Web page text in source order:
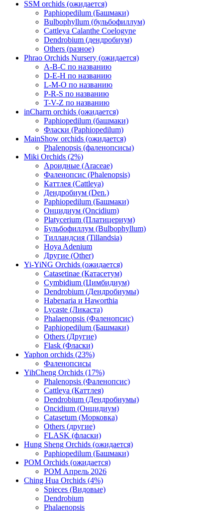
SSM orchids (ожидается)
Paphiopedilum (Башмаки)
Bulbophyllum (бульбофиллум)
Cattleya Calanthe Coelogyne
Dendrobium (дендробиум)
Others (разное)
Phrao Orchids Nursery (ожидается)
A-B-C по названию
D-E-H по названию
L-M-O по названию
P-R-S по названию
T-V-Z по названию
inCharm orchids (ожидается)
Paphiopedilum (башмаки)
Фласки (Paphiopedilum)
MainShow orchids (ожидается)
Phalenopsis (фаленопсисы)
Miki Orchids (2%)
Ароидные (Araceae)
Фаленопсис (Phalenopsis)
Каттлея (Cattleya)
Дендробиум (Den.)
Paphiopedilum (Башмаки)
Онцидиум (Oncidium)
Platycerium (Платицериум)
Бульбофиллум (Bulbophyllum)
Тилландсия (Tillandsia)
Hoya Adenium
Другие (Other)
Yi-YiNG Orchids (ожидается)
Catasetinae (Катасетум)
Cymbidium (Цимбидиум)
Dendrobium (Дендробиумы)
Habenaria и Haworthia
Lycaste (Ликаста)
Phalaenopsis (Фаленопсис)
Paphiopedilum (Башмаки)
Others (Другие)
Flask (Фласки)
Yaphon orchids (23%)
Фаленопсисы
YihCheng Orchids (17%)
Phalenopsis (Фаленопсис)
Cattleya (Каттлея)
Dendrobium (Дендробиумы)
Oncidium (Онцидиум)
Catasetum (Морковка)
Others (другие)
FLASK (фласки)
Hung Sheng Orchids (ожидается)
Paphiopedilum (Башмаки)
POM Orchids (ожидается)
POM Апрель 2026
Ching Hua Orchids (4%)
Spieces (Видовые)
Dendrobium
Phalaenopsis